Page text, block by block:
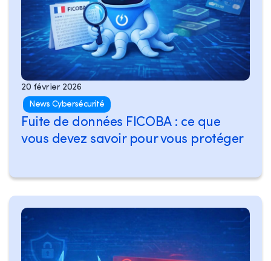
20 février 2026
News Cybersécurité
Fuite de données FICOBA : ce que
vous devez savoir pour vous protéger